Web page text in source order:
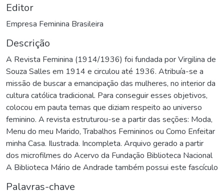
Editor
Empresa Feminina Brasileira
Descrição
A Revista Feminina (1914/1936) foi fundada por Virgilina de
Souza Salles em 1914 e circulou até 1936. Atribuía-se a
missão de buscar a emancipação das mulheres, no interior da
cultura católica tradicional. Para conseguir esses objetivos,
colocou em pauta temas que diziam respeito ao universo
feminino. A revista estruturou-se a partir das seções: Moda,
Menu do meu Marido, Trabalhos Femininos ou Como Enfeitar
minha Casa. Ilustrada. Incompleta. Arquivo gerado a partir
dos microfilmes do Acervo da Fundação Biblioteca Nacional
A Biblioteca Mário de Andrade também possui este fascículo
Palavras-chave